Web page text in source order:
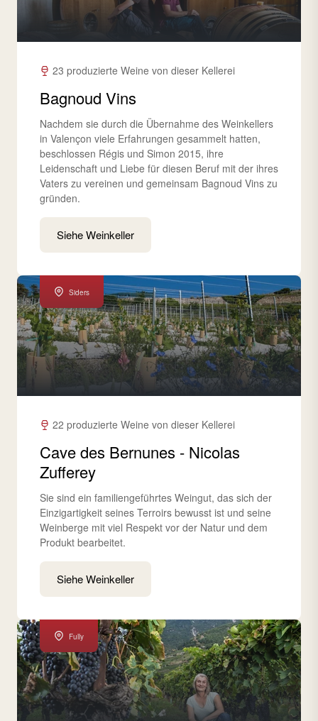
23 produzierte Weine von dieser Kellerei
Bagnoud Vins
Nachdem sie durch die Übernahme des Weinkellers
in Valençon viele Erfahrungen gesammelt hatten,
beschlossen Régis und Simon 2015, ihre
Leidenschaft und Liebe für diesen Beruf mit der ihres
Vaters zu vereinen und gemeinsam Bagnoud Vins zu
gründen.
Siehe Weinkeller
Siders
22 produzierte Weine von dieser Kellerei
Cave des Bernunes - Nicolas
Zufferey
Sie sind ein familiengeführtes Weingut, das sich der
Einzigartigkeit seines Terroirs bewusst ist und seine
Weinberge mit viel Respekt vor der Natur und dem
Produkt bearbeitet.
Siehe Weinkeller
Fully